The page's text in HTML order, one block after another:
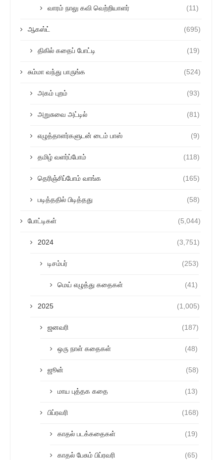
வாரம் நாலு கவி வெற்றியாளர் (11)
ஆகஸ்ட் (695)
திகில் கதைப் போட்டி (19)
சும்மா வந்து பாருங்க (524)
அகம் புறம் (93)
அறுசுவை அட்டில் (81)
எழுத்தாளர்களுடன் டைம் பாஸ் (9)
தமிழ் வளர்ப்போம் (118)
தெரிஞ்சிப்போம் வாங்க (165)
படித்ததில் பிடித்தது (58)
போட்டிகள் (5,044)
2024 (3,751)
டிசம்பர் (253)
மெய் எழுத்து கதைகள் (41)
2025 (1,005)
ஜனவரி (187)
ஒரு நாள் கதைகள் (48)
ஜூன் (58)
மாய புத்தக கதை (13)
பிப்ரவரி (168)
காதல் படக்கதைகள் (19)
காதல் பேசும் பிப்ரவரி (65)